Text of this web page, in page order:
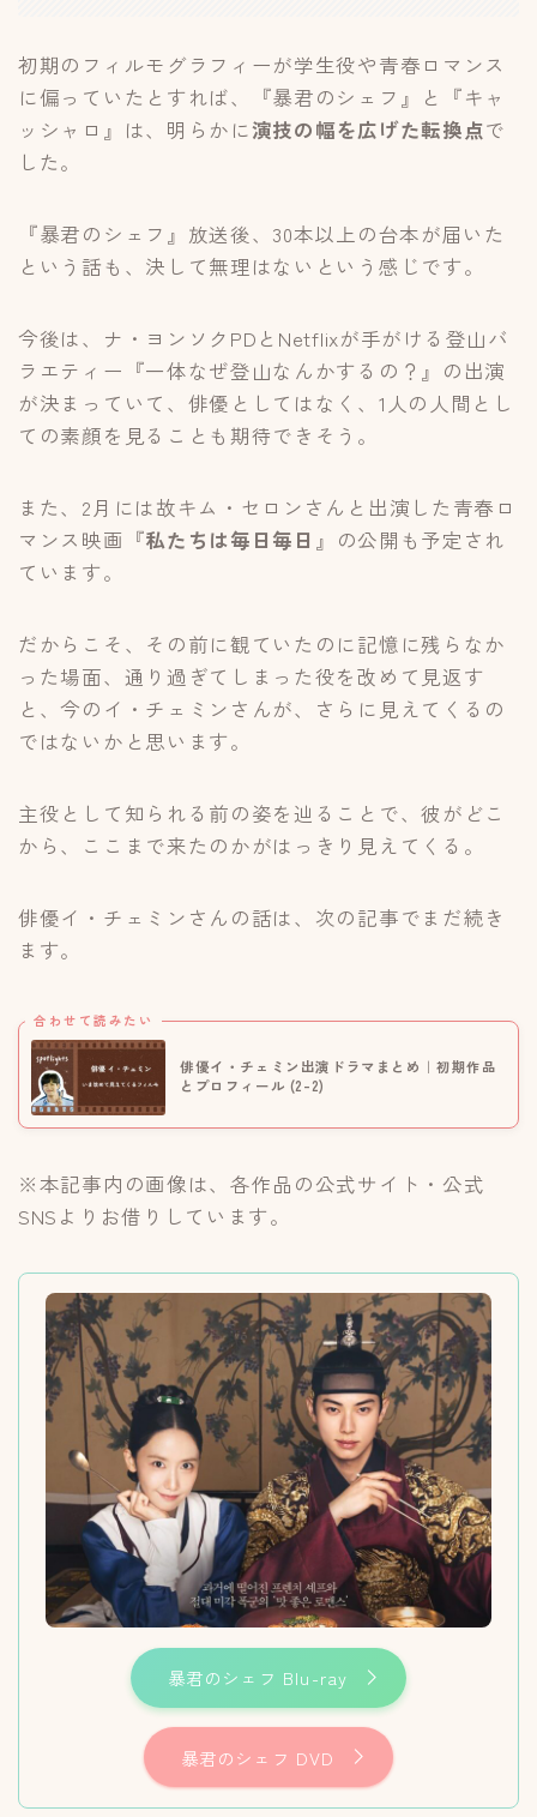
初期のフィルモグラフィーが学生役や青春ロマンス
に偏っていたとすれば、『暴君のシェフ』と『キャ
ッシャロ』は、明らかに演技の幅を広げた転換点で
した。
『暴君のシェフ』放送後、30本以上の台本が届いた
という話も、決して無理はないという感じです。
今後は、ナ・ヨンソクPDとNetflixが手がける登山バ
ラエティー『一体なぜ登山なんかするの？』の出演
が決まっていて、俳優としてはなく、1人の人間とし
ての素顔を見ることも期待できそう。
また、2月には故キム・セロンさんと出演した青春ロ
マンス映画『私たちは毎日毎日 』の公開も予定され
ています。
だからこそ、その前に観ていたのに記憶に残らなか
った場面、通り過ぎてしまった役を改めて見返す
と、今のイ・チェミンさんが、さらに見えてくるの
ではないかと思います。
主役として知られる前の姿を辿ることで、彼がどこ
から、ここまで来たのかがはっきり見えてくる。
俳優イ・チェミンさんの話は、次の記事でまだ続き
ます。
合わせて読みたい
俳優イ・チェミン出演ドラマまとめ｜初期作品
とプロフィール (2-2)
※本記事内の画像は、各作品の公式サイト・公式
SNSよりお借りしています。
暴君のシェフ Blu-ray
暴君のシェフ DVD